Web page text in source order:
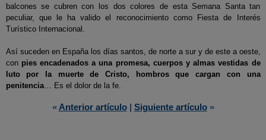
balcones se cubren con los dos colores de esta Semana Santa tan
peculiar, que le ha valido el reconocimiento como Fiesta de Interés
Turístico Internacional.
Así suceden en España los días santos, de norte a sur y de este a oeste,
con pies encadenados a una promesa, cuerpos y almas vestidas de
luto por la muerte de Cristo, hombros que cargan con una
penitencia… Es el dolor de la fe.
« Anterior artículo| Siguiente artículo»